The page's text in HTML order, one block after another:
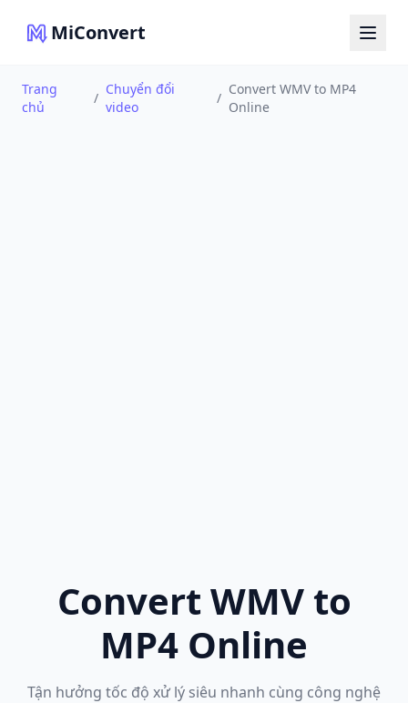
MiConvert
Trang
chủ
/
Chuyển đổi
video
/
Convert WMV to MP4
Online
Convert WMV to
MP4 Online
Tận hưởng tốc độ xử lý siêu nhanh cùng công nghệ